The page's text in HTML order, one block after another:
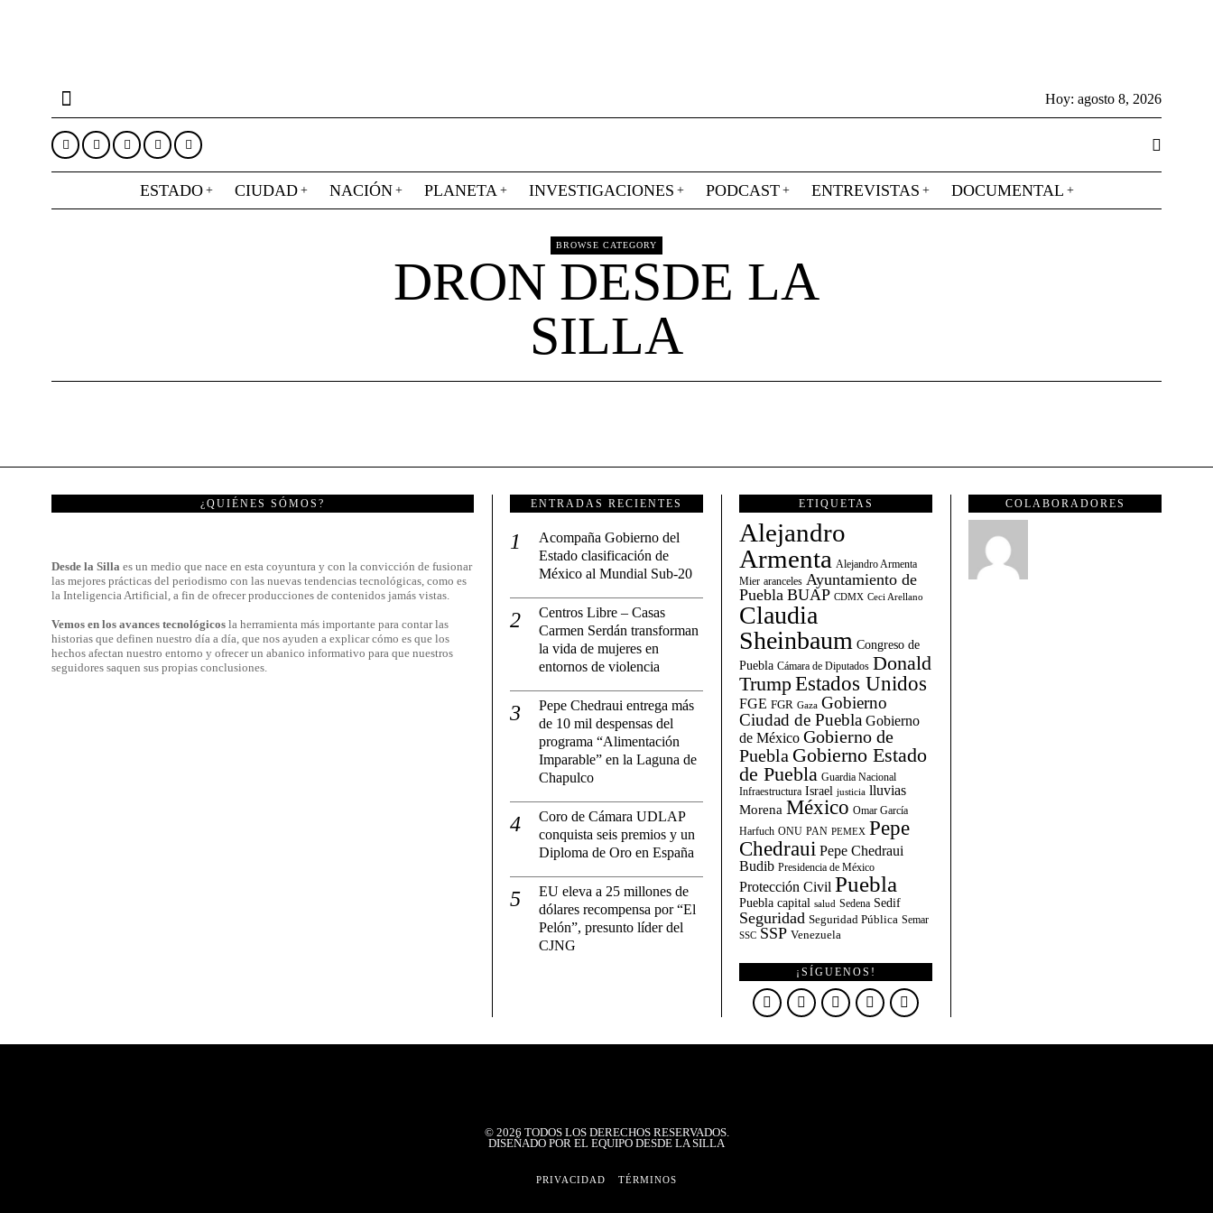
Hoy: agosto 8, 2026
ESTADO CIUDAD NACIÓN PLANETA INVESTIGACIONES PODCAST ENTREVISTAS DOCUMENTAL
BROWSE CATEGORY
DRON DESDE LA
SILLA
¿QUIÉNES SÓMOS?
Desde la Silla es un medio que nace en esta coyuntura y con la convicción de fusionar
las mejores prácticas del periodismo con las nuevas tendencias tecnológicas, como es
la Inteligencia Artificial, a fin de ofrecer producciones de contenidos jamás vistas.
Vemos en los avances tecnológicos la herramienta más importante para contar las
historias que definen nuestro día a día, que nos ayuden a explicar cómo es que los
hechos afectan nuestro entorno y ofrecer un abanico informativo para que nuestros
seguidores saquen sus propias conclusiones.
ENTRADAS RECIENTES
Acompaña Gobierno del
Estado clasificación de
México al Mundial Sub-20
Centros Libre – Casas
Carmen Serdán transforman
la vida de mujeres en
entornos de violencia
Pepe Chedraui entrega más
de 10 mil despensas del
programa “Alimentación
Imparable” en la Laguna de
Chapulco
Coro de Cámara UDLAP
conquista seis premios y un
Diploma de Oro en España
EU eleva a 25 millones de
dólares recompensa por “El
Pelón”, presunto líder del
CJNG
ETIQUETAS
Alejandro
Armenta Alejandro Armenta
Mier aranceles Ayuntamiento de
Puebla BUAP CDMX Ceci Arellano
Claudia
Sheinbaum Congreso de
Puebla Cámara de Diputados Donald
TrumpEstados Unidos
FGE FGR Gaza Gobierno
Ciudad de Puebla Gobierno
de México Gobierno de
Puebla Gobierno Estado
de Puebla Guardia Nacional
Infraestructura Israel justicia lluvias
Morena México Omar García
Harfuch ONU PAN PEMEX Pepe
Chedraui Pepe Chedraui
Budib Presidencia de México
Protección Civil Puebla
Puebla capital salud Sedena Sedif
Seguridad Seguridad Pública Semar
SSC SSP Venezuela
¡SÍGUENOS!
COLABORADORES
© 2026 TODOS LOS DERECHOS RESERVADOS.
DISEÑADO POR EL EQUIPO DESDE LA SILLA
PRIVACIDAD TÉRMINOS